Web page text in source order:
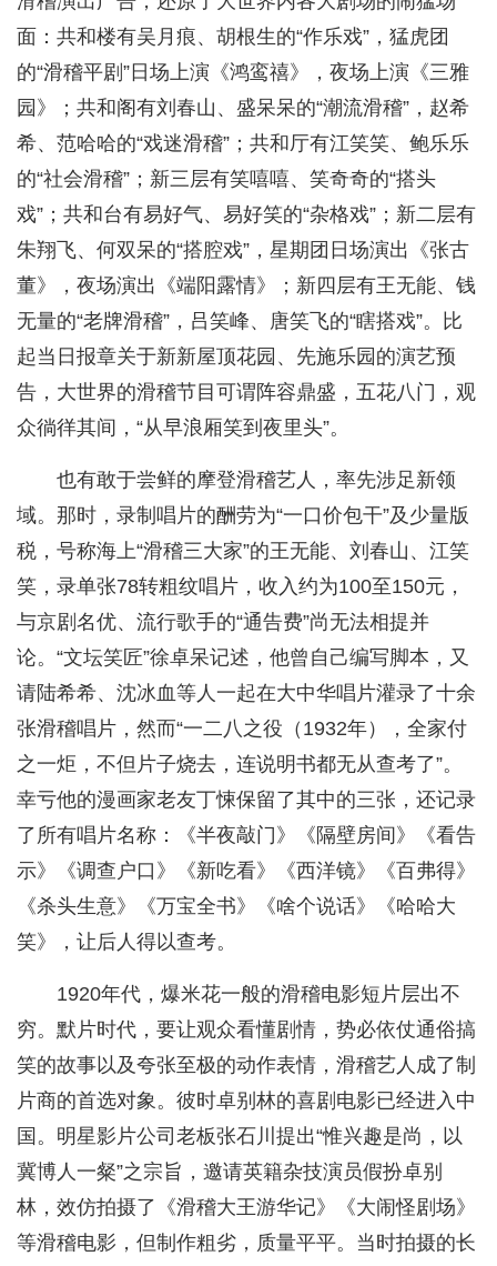
面：共和楼有吴月痕、胡根生的“作乐戏”，猛虎团
的“滑稽平剧”日场上演《鸿鸾禧》，夜场上演《三雅
园》；共和阁有刘春山、盛呆呆的“潮流滑稽”，赵希
希、范哈哈的“戏迷滑稽”；共和厅有江笑笑、鲍乐乐
的“社会滑稽”；新三层有笑嘻嘻、笑奇奇的“搭头
戏”；共和台有易好气、易好笑的“杂格戏”；新二层有
朱翔飞、何双呆的“搭腔戏”，星期团日场演出《张古
董》，夜场演出《端阳露情》；新四层有王无能、钱
无量的“老牌滑稽”，吕笑峰、唐笑飞的“瞎搭戏”。比
起当日报章关于新新屋顶花园、先施乐园的演艺预
告，大世界的滑稽节目可谓阵容鼎盛，五花八门，观
众徜徉其间，“从早浪厢笑到夜里头”。
也有敢于尝鲜的摩登滑稽艺人，率先涉足新领
域。那时，录制唱片的酬劳为“一口价包干”及少量版
税，号称海上“滑稽三大家”的王无能、刘春山、江笑
笑，录单张78转粗纹唱片，收入约为100至150元，
与京剧名优、流行歌手的“通告费”尚无法相提并
论。“文坛笑匠”徐卓呆记述，他曾自己编写脚本，又
请陆希希、沈冰血等人一起在大中华唱片灌录了十余
张滑稽唱片，然而“一二八之役（1932年），全家付
之一炬，不但片子烧去，连说明书都无从查考了”。
幸亏他的漫画家老友丁悚保留了其中的三张，还记录
了所有唱片名称：《半夜敲门》《隔壁房间》《看告
示》《调查户口》《新吃看》《西洋镜》《百弗得》
《杀头生意》《万宝全书》《啥个说话》《哈哈大
笑》，让后人得以查考。
1920年代，爆米花一般的滑稽电影短片层出不
穷。默片时代，要让观众看懂剧情，势必依仗通俗搞
笑的故事以及夸张至极的动作表情，滑稽艺人成了制
片商的首选对象。彼时卓别林的喜剧电影已经进入中
国。明星影片公司老板张石川提出“惟兴趣是尚，以
冀博人一粲”之宗旨，邀请英籍杂技演员假扮卓别
林，效仿拍摄了《滑稽大王游华记》《大闹怪剧场》
等滑稽电影，但制作粗劣，质量平平。当时拍摄的长